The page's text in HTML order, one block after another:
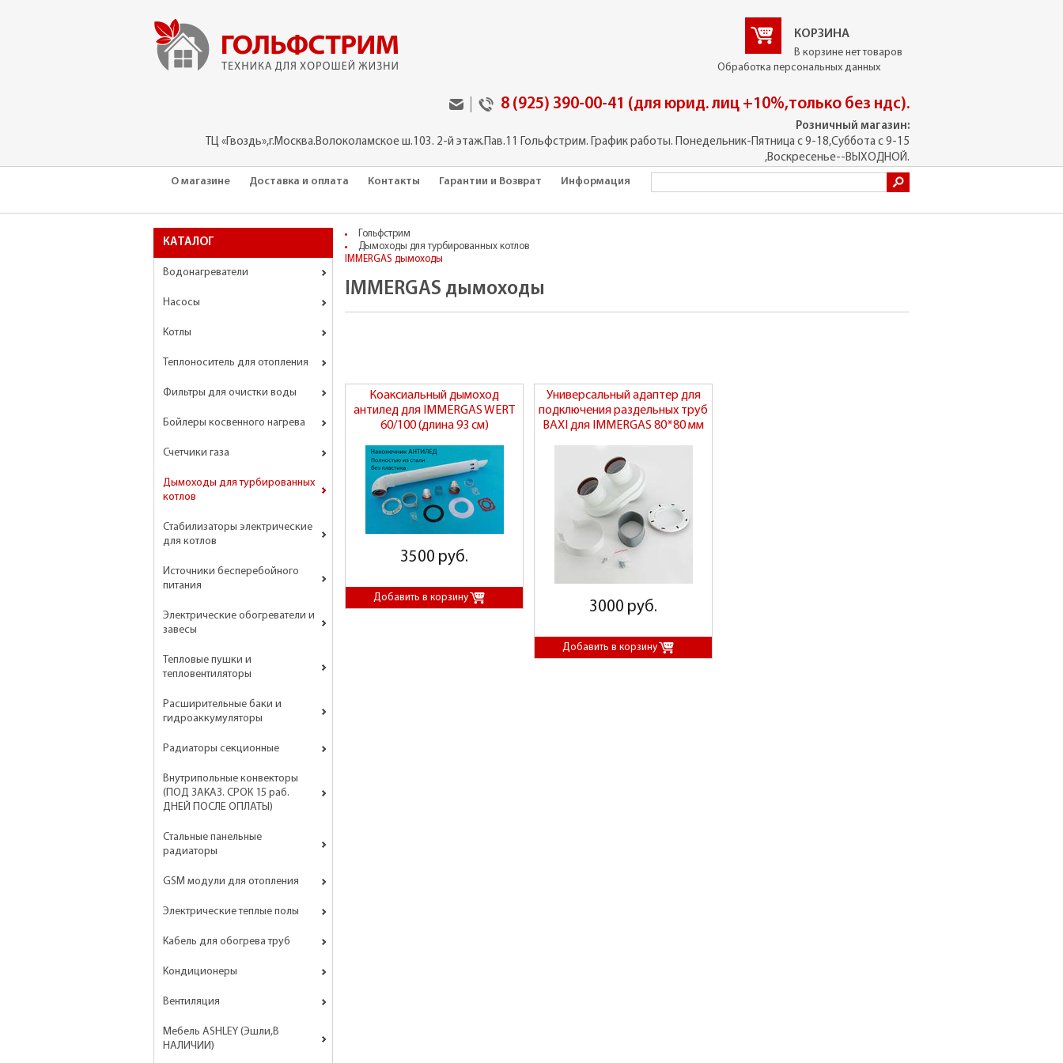
КОРЗИНА
В корзине нет товаров
Обработка персональных данных
8 (925) 390-00-41 (для юрид. лиц +10%,только без ндс).
Розничный магазин:
ТЦ «Гвоздь»,г.Москва.Волоколамское ш.103. 2-й этаж.Пав.11 Гольфстрим. График работы. Понедельник-Пятница с 9-18,Суббота с 9-15
,Воскресенье--ВЫХОДНОЙ.
О магазине
Доставка и оплата Контакты Гарантии и Возврат Информация
КАТАЛОГ
Водонагреватели
Насосы
Котлы
Теплоноситель для отопления
Фильтры для очистки воды
Бойлеры косвенного нагрева
Счетчики газа
Дымоходы для турбированных
котлов
Стабилизаторы электрические
для котлов
Источники бесперебойного
питания
Электрические обогреватели и
завесы
Тепловые пушки и
тепловентиляторы
Расширительные баки и
гидроаккумуляторы
Радиаторы секционные
Внутрипольные конвекторы
(ПОД ЗАКАЗ. СРОК 15 раб.
ДНЕЙ ПОСЛЕ ОПЛАТЫ)
Стальные панельные
радиаторы
GSM модули для отопления
Электрические теплые полы
Кабель для обогрева труб
Кондиционеры
Вентиляция
Мебель ASHLEY (Эшли,В
НАЛИЧИИ)
Гольфстрим
Дымоходы для турбированных котлов
IMMERGAS дымоходы
IMMERGAS дымоходы
Коаксиальный дымоход
антилед для IMMERGAS WERT
60/100 (длина 93 см)
3500 руб.
Универсальный адаптер для
подключения раздельных труб
BAXI для IMMERGAS 80*80 мм
3000 руб.